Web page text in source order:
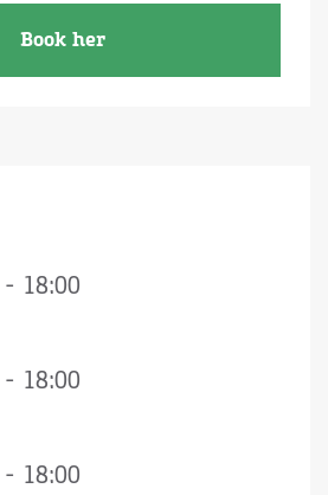
Book her
- 18:00
- 18:00
- 18:00